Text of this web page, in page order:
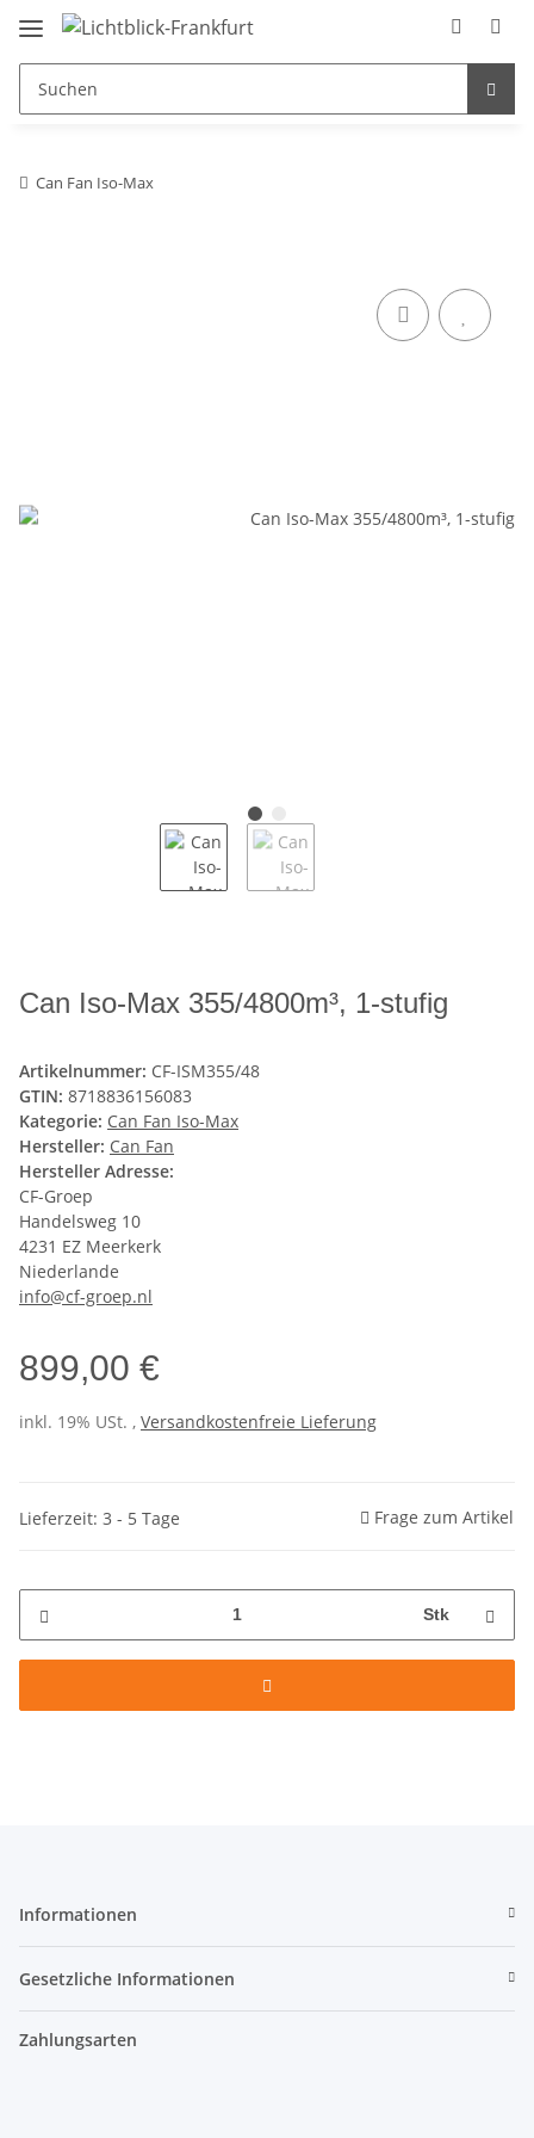
Can Fan Iso-Max
Can Iso-Max 355/4800m³, 1-stufig
Artikelnummer: CF-ISM355/48
GTIN: 8718836156083
Kategorie: Can Fan Iso-Max
Hersteller: Can Fan
Hersteller Adresse:
CF-Groep
Handelsweg 10
4231 EZ Meerkerk
Niederlande
info@cf-groep.nl
899,00 €
inkl. 19% USt. , Versandkostenfreie Lieferung
Lieferzeit: 3 - 5 Tage Frage zum Artikel
Stk
Informationen
Gesetzliche Informationen
Zahlungsarten